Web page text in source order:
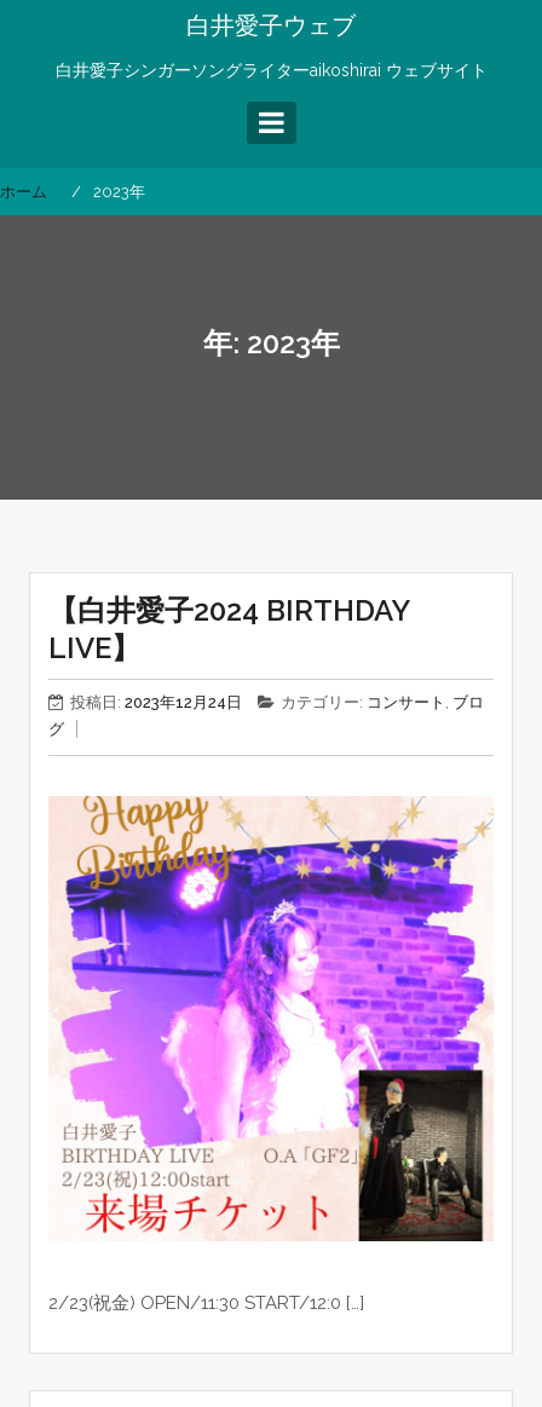
キ
白井愛子ウェブ
白井愛子シンガーソングライターaikoshirai ウェブサイト
ホーム 2023年
年: 2023年
【白井愛子2024 BIRTHDAY
LIVE】
投稿日: 2023年12月24日 カテゴリー: コンサート , ブロ
グ
2/23(祝金) OPEN/11:30 START/12:0 […]